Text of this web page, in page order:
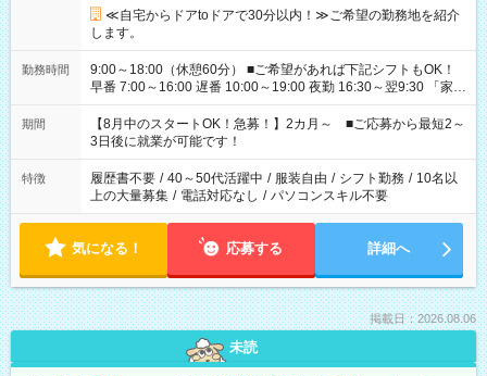
≪自宅からドアtoドアで30分以内！≫ご希望の勤務地を紹介
します。
勤務時間
9:00～18:00（休憩60分） ■ご希望があれば下記シフトもOK！
早番 7:00～16:00 遅番 10:00～19:00 夜勤 16:30～翌9:30 「家族
と休みを合わせたい」 「余裕を持って夕飯の準備がしたい」
「できれば残業はしたくない」 など、ご希望を教えてください
ね。 ※Wワーク希望の方へ 今ご覧のお仕事で希望する勤務時間
と、もう1つのお仕事の勤務時間。 合計で週40時間を超える場
合は応募できません。
期間
【8月中のスタートOK！急募！】2カ月～ ■ご応募から最短2～
3日後に就業が可能です！
特徴 履歴書不要 / 40～50代活躍中 / 服装自由 / シフト勤務 / 10名以
上の大量募集 / 電話対応なし / パソコンスキル不要
気になる！ 応募する 詳細へ
掲載日：2026.08.06
未読